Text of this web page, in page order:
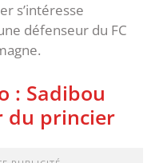
s’intéresse
défenseur du FC
: Sadibou
du princier